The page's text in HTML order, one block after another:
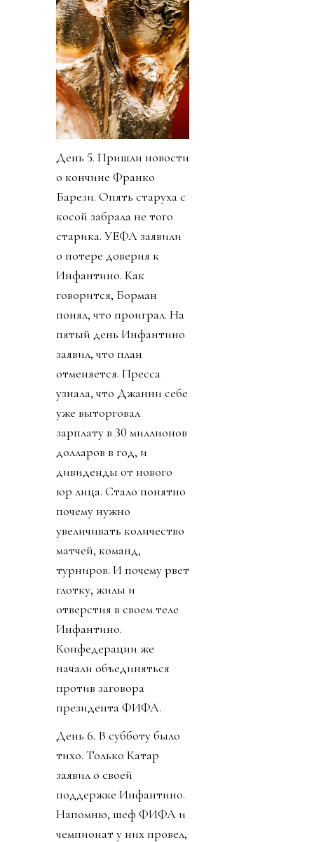
День 5. Пришли новости
о кончине Франко
Барези. Опять старуха с
косой забрала не того
старика. УЕФА заявили
о потере доверия к
Инфантино. Как
говорится, Борман
понял, что проиграл. На
пятый день Инфантино
заявил, что план
отменяется. Пресса
узнала, что Джанни себе
уже выторговал
зарплату в 30 миллионов
долларов в год, и
дивиденды от нового
юр лица. Стало понятно
почему нужно
увеличивать количество
матчей, команд,
турниров. И почему рвет
глотку, жилы и
отверстия в своем теле
Инфантино.
Конфедерации же
начали объединяться
против заговора
президента ФИФА.
День 6. В субботу было
тихо. Только Катар
заявил о своей
поддержке Инфантино.
Напомню, шеф ФИФА и
чемпионат у них провел,